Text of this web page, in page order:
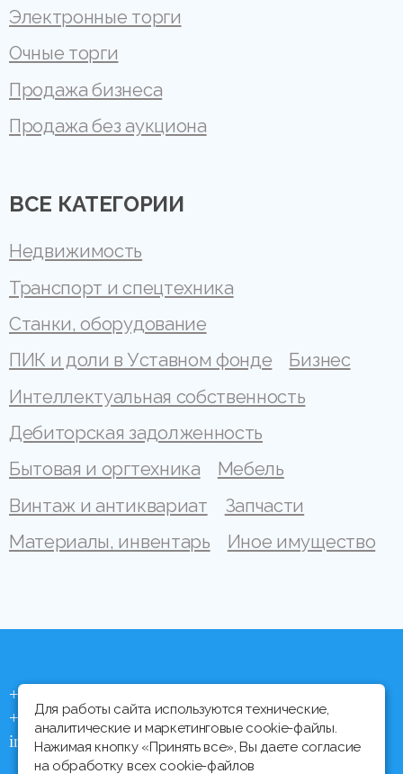
Электронные торги
Очные торги
Продажа бизнеса
Продажа без аукциона
ВСЕ КАТЕГОРИИ
Недвижимость
Транспорт и спецтехника
Станки, оборудование
ПИК и доли в Уставном фонде
Бизнес
Интеллектуальная собственность
Дебиторская задолженность
Бытовая и оргтехника
Мебель
Винтаж и антиквариат
Запчасти
Материалы, инвентарь
Иное имущество
+375 (44) 704 92 06
+375 (17) 373 21 33
info@ipmtorgi.by
Для работы сайта используются технические,
аналитические и маркетинговые cookie-файлы.
Нажимая кнопку «Принять все», Вы даете согласие
на обработку всех cookie-файлов